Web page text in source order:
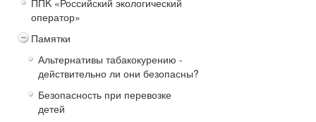
ППK «Российский экологический
оператор»
Памятки
Альтернативы табакокурению -
действительно ли они безопасны?
Безопасность при перевозке
детей